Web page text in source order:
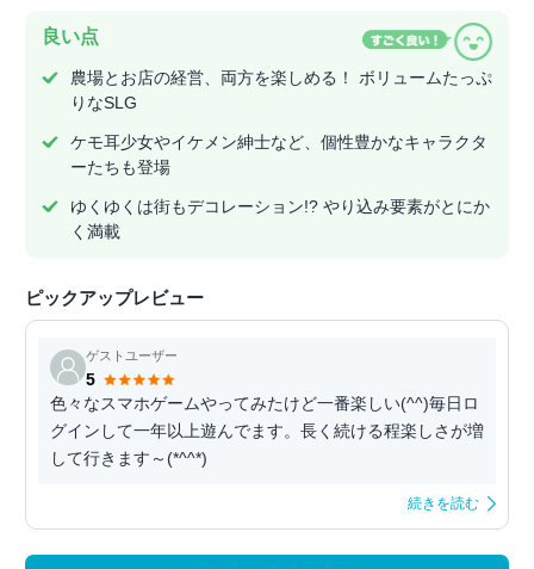
良い点
農場とお店の経営、両方を楽しめる！ ボリュームたっぷ
りなSLG
ケモ耳少女やイケメン紳士など、個性豊かなキャラクタ
ーたちも登場
ゆくゆくは街もデコレーション!? やり込み要素がとにか
く満載
ピックアップレビュー
ゲストユーザー
5
色々なスマホゲームやってみたけど一番楽しい(^^)毎日ロ
グインして一年以上遊んでます。長く続ける程楽しさが増
して行きます～(*^^*)
続きを読む